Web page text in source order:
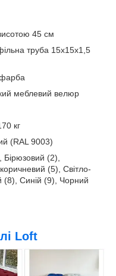
45 см
труба 15х15х1,5
меблевий велюр
кг
(RAL 9003)
(2),
(5), Світло-
(8), Синій (9), Чорний
Loft